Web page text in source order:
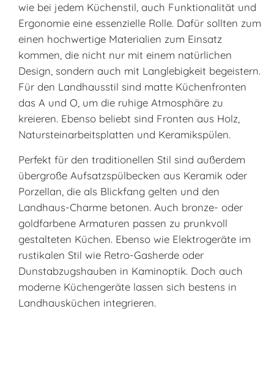
wie bei jedem Küchenstil, auch Funktionalität und
Ergonomie eine essenzielle Rolle. Dafür sollten zum
einen hochwertige Materialien zum Einsatz
kommen, die nicht nur mit einem natürlichen
Design, sondern auch mit Langlebigkeit begeistern.
Für den Landhausstil sind matte Küchenfronten
das A und O, um die ruhige Atmosphäre zu
kreieren. Ebenso beliebt sind Fronten aus Holz,
Natursteinarbeitsplatten und Keramikspülen.
Perfekt für den traditionellen Stil sind außerdem
übergroße Aufsatzspülbecken aus Keramik oder
Porzellan, die als Blickfang gelten und den
Landhaus-Charme betonen. Auch bronze- oder
goldfarbene Armaturen passen zu prunkvoll
gestalteten Küchen. Ebenso wie Elektrogeräte im
rustikalen Stil wie Retro-Gasherde oder
Dunstabzugshauben in Kaminoptik. Doch auch
moderne Küchengeräte lassen sich bestens in
Landhausküchen integrieren.